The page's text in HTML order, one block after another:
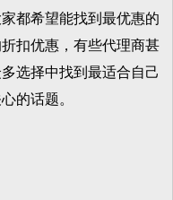
都希望能找到最优惠的
扣优惠，有些代理商甚
选择中找到最适合自己
的话题。